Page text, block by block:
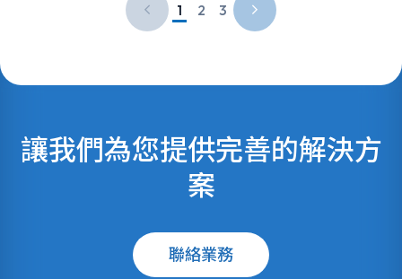
1 2 3
讓我們為您提供完善的解決方
案
聯絡業務